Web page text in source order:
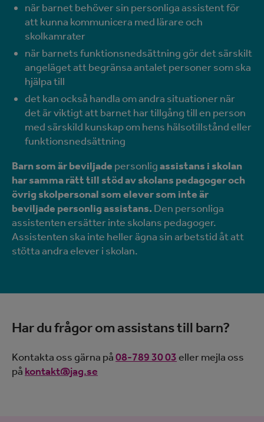
när barnet behöver sin personliga assistent för
att kunna kommunicera med lärare och
skolkamrater
när barnets funktionsnedsättning gör det särskilt
angeläget att begränsa antalet personer som ska
hjälpa till
det kan också handla om andra situationer när
det är viktigt att barnet har tillgång till en person
med särskild kunskap om hens hälsotillstånd eller
funktionsnedsättning
Barn som är beviljade personligassistans i skolan
har samma rätt till stöd av skolans pedagoger och
övrig skolpersonal som elever som inte är
beviljade personlig assistans. Den personliga
assistenten ersätter inte skolans pedagoger.
Assistenten ska inte heller ägna sin arbetstid åt att
stötta andra elever i skolan.
Har du frågor om assistans till barn?
Kontakta oss gärna på08-789 30 03eller mejla oss
på kontakt@jag.se